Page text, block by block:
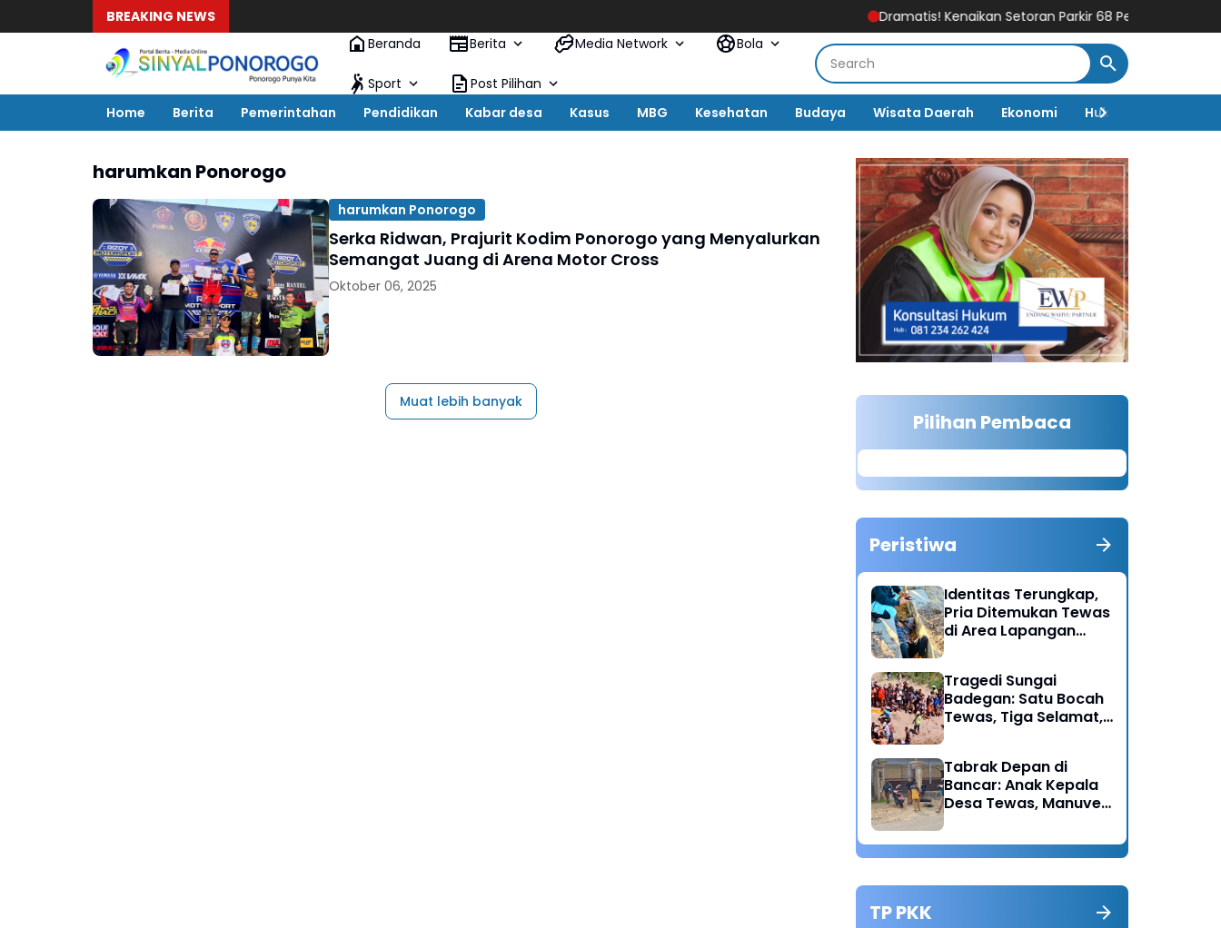
BREAKING NEWS
Dramatis! Kenaikan Setoran Parkir 68 Persen Dibatalkan,
Beranda
Berita Media Network Bola
Sport
Post Pilihan
Home
Berita Pemerintahan Pendidikan Kabar desa Kasus MBG Kesehatan Budaya Wisata Daerah Ekonomi Hukum & Kriminal
harumkan Ponorogo
harumkan Ponorogo
Serka Ridwan, Prajurit Kodim Ponorogo yang Menyalurkan
Semangat Juang di Arena Motor Cross
Oktober 06, 2025
Muat lebih banyak
Pilihan Pembaca
Peristiwa
Identitas Terungkap,
Pria Ditemukan Tewas
di Area Lapangan
Hipertensi
Tragedi Sungai
Badegan: Satu Bocah
Tewas, Tiga Selamat,
Tabrak Depan di
Bancar: Anak Kepala
Desa Tewas, Manuver
Diduga Jadi Pemicu
TP PKK